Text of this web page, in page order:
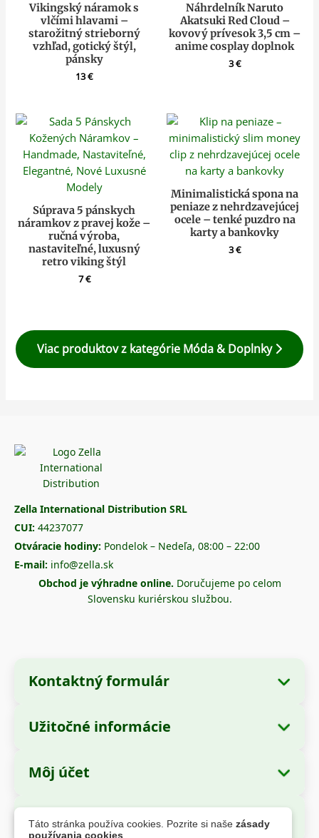
Táto stránka používa cookies. Pozrite si naše zásady
používania cookies
Vikingský náramok s
vlčími hlavami –
starožitný strieborný
vzhľad, gotický štýl,
pánsky
13€
Náhrdelník Naruto
Akatsuki Red Cloud –
kovový prívesok 3,5 cm –
anime cosplay doplnok
3€
Súprava 5 pánskych
náramkov z pravej kože –
ručná výroba,
nastaviteľné, luxusný
retro viking štýl
7€
Minimalistická spona na
peniaze z nehrdzavejúcej
ocele – tenké puzdro na
karty a bankovky
3€
Viac produktov z kategórie Móda & Doplnky
Zella International Distribution SRL
CUI: 44237077
Otváracie hodiny: Pondelok – Nedeľa, 08:00 – 22:00
E-mail: info@zella.sk
Obchod je výhradne online. Doručujeme po celom
Slovensku kuriérskou službou.
Kontaktný formulár
Názov spoločnosti:
Distribution SRL
Sídlo:Strada Cuza Vodă nr. 97, Sector 4,
București, 040283, România
Užitočné informácie
Ako objednať?
Spôsoby platby
Informácie o doprave
Môj účet
Moje objednávky
Osobné údaje
Bezpečné platby